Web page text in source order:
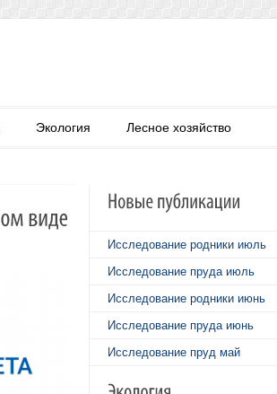
Экология Лесное хозяйство
Исследование родники июль
Исследование пруда июль
Исследование родники июнь
Исследование пруда июнь
Исследование пруд май